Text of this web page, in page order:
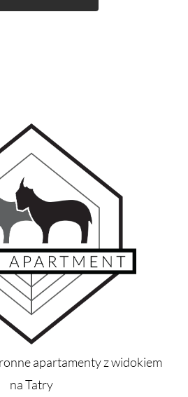
apartamenty z widokiem
na Tatry